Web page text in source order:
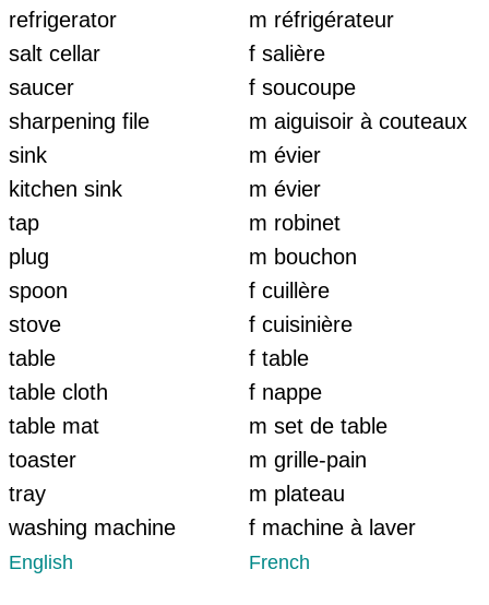
refrigerator
m réfrigérateur
salt cellar
f salière
saucer
f soucoupe
sharpening file
m aiguisoir à couteaux
sink
m évier
kitchen sink
m évier
tap
m robinet
plug
m bouchon
spoon
f cuillère
stove
f cuisinière
table
f table
table cloth
f nappe
table mat
m set de table
toaster
m grille-pain
tray
m plateau
washing machine
f machine à laver
English French